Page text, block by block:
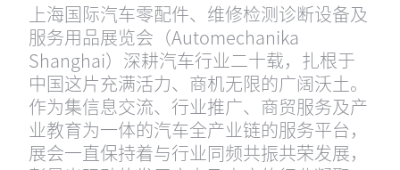
上海国际汽车零配件、维修检测诊断设备及
服务用品展览会（Automechanika
Shanghai）深耕汽车行业二十载，扎根于
中国这片充满活力、商机无限的广阔沃土。
作为集信息交流、行业推广、商贸服务及产
业教育为一体的汽车全产业链的服务平台，
展会一直保持着与行业同频共振共荣发展，